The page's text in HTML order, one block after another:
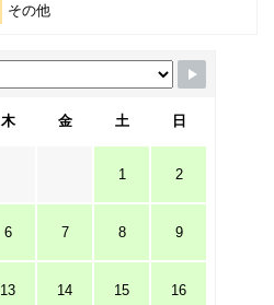
その他
木 金 土 日
1 2
6 7 8 9
13 14 15 16